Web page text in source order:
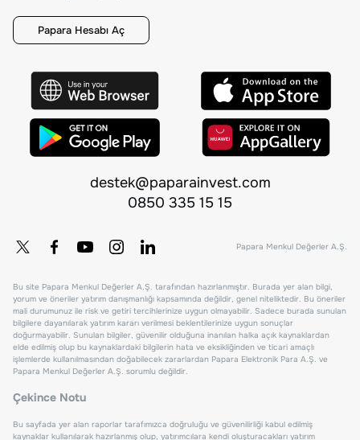
Papara Hesabı Aç
destek@paparainvest.com
0850 335 15 15
Papara Menkul Değerler A.Ş.
Bu site Papara Menkul Değerler A.Ş. tarafından hazırlanmıştır. Burada yer alan bilgi,
yorum ve öneriler yatırım danışmanlığı kapsamında değildir, genel niteliktedir. Bu öneriler
mali durumunuz ile risk ve getiri tercihlerinize uygun olmayabilir. Sadece burada sunulan
bilgilere dayanılarak yatırım kararı verilmesi beklentilerinize uygun sonuçlar
doğurmayabilir. Sunulan bilgiler, güvenilir olduğuna inanılan halka açık kaynaklardan
elde edilmiş olup bu kaynaklardaki bilgilerin hata ve eksikliğinden ve ticari amaçlı
işlemlerde kullanılmasından doğabilecek zararlardan Papara Elektronik Para A.Ş. ve
Papara Menkul Değerler A.Ş. sorumlu değildir.
Çekince Notu
Bu sayfada yer alan raporlar tarafımızca doğruluğu ve güvenilirliği kabul edilmiş
kaynaklar kullanılarak hazırlanmış olup, yatırımcılara kendi oluşturacakları yatırım